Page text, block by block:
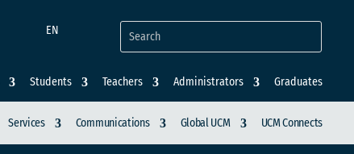
EN
Students Teachers Administrators Graduates
Services Communications Global UCM UCM Connects